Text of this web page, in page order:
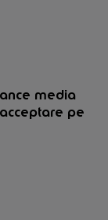
media
pe